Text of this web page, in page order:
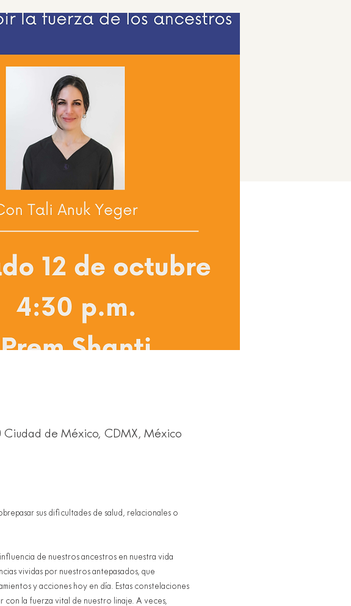
Ciudad de México, CDMX, México
sus dificultades de salud, relacionales o
de nuestros ancestros en nuestra vida
vividas por nuestros antepasados, que
y acciones hoy en día. Estas constelaciones
la fuerza vital de nuestro linaje. A veces,